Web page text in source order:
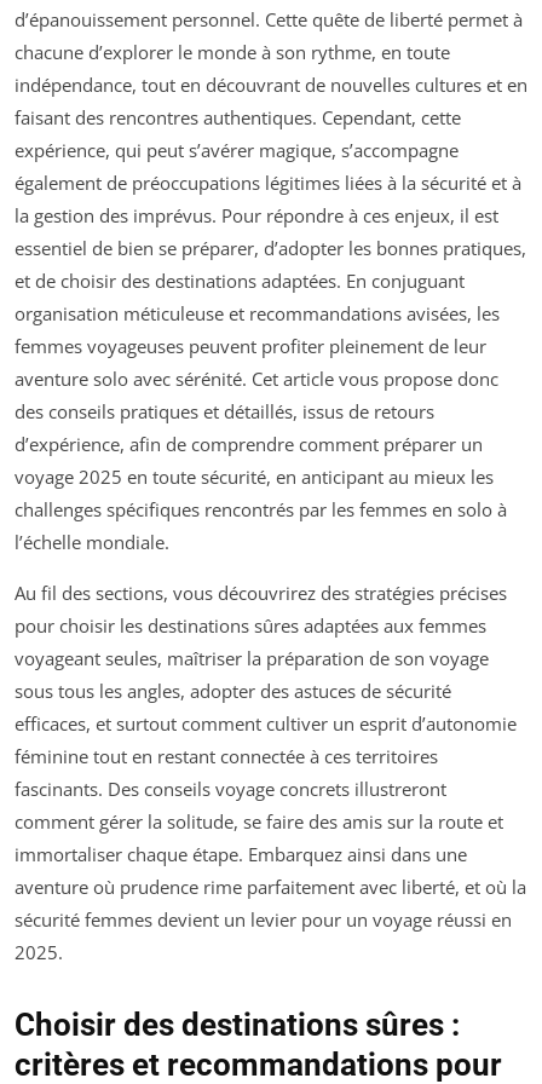
d’épanouissement personnel. Cette quête de liberté permet à
chacune d’explorer le monde à son rythme, en toute
indépendance, tout en découvrant de nouvelles cultures et en
faisant des rencontres authentiques. Cependant, cette
expérience, qui peut s’avérer magique, s’accompagne
également de préoccupations légitimes liées à la sécurité et à
la gestion des imprévus. Pour répondre à ces enjeux, il est
essentiel de bien se préparer, d’adopter les bonnes pratiques,
et de choisir des destinations adaptées. En conjuguant
organisation méticuleuse et recommandations avisées, les
femmes voyageuses peuvent profiter pleinement de leur
aventure solo avec sérénité. Cet article vous propose donc
des conseils pratiques et détaillés, issus de retours
d’expérience, afin de comprendre comment préparer un
voyage 2025 en toute sécurité, en anticipant au mieux les
challenges spécifiques rencontrés par les femmes en solo à
l’échelle mondiale.
Au fil des sections, vous découvrirez des stratégies précises
pour choisir les destinations sûres adaptées aux femmes
voyageant seules, maîtriser la préparation de son voyage
sous tous les angles, adopter des astuces de sécurité
efficaces, et surtout comment cultiver un esprit d’autonomie
féminine tout en restant connectée à ces territoires
fascinants. Des conseils voyage concrets illustreront
comment gérer la solitude, se faire des amis sur la route et
immortaliser chaque étape. Embarquez ainsi dans une
aventure où prudence rime parfaitement avec liberté, et où la
sécurité femmes devient un levier pour un voyage réussi en
2025.
Choisir des destinations sûres :
critères et recommandations pour